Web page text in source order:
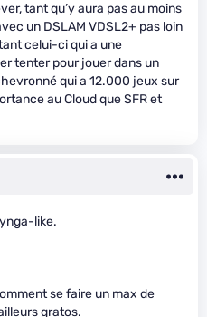
tant qu’y aura pas au moins
un DSLAM VDSL2+ pas loin
celui-ci qui a une
tenter pour jouer dans un
qui a 12.000 jeux sur
au Cloud que SFR et
like.
se faire un max de
gratos.